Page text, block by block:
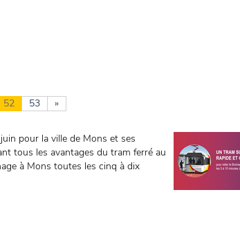
52 53 »
pour la ville de Mons et ses
tous les avantages du tram ferré au
à Mons toutes les cinq à dix